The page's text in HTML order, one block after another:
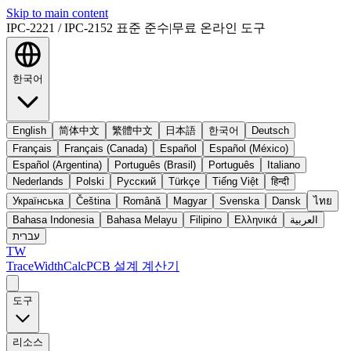
Skip to main content
IPC-2221 / IPC-2152 표준 준수|무료 온라인 도구
한국어
English 简体中文 繁體中文 日本語 한국어
Deutsch
Français
Français (Canada) Español
Español (México)
Español (Argentina)
Português (Brasil) Português
Italiano
Nederlands
Polski Русский Türkçe Tiếng Việt
हिन्दी
Українська
Čeština Română Magyar Svenska Dansk
ไทย
Bahasa Indonesia
Bahasa Melayu Filipino Ελληνικά
العربية
עברית
TW
TraceWidthCalcPCB 설계 계산기
도구
리소스